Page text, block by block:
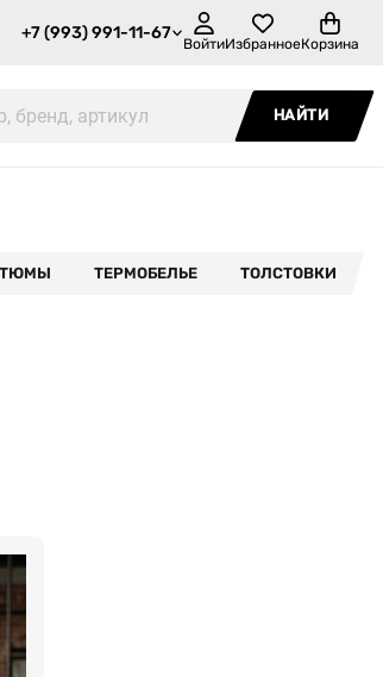
+7 (993) 991-11-67
ВойтиИзбранноеКорзина
НАЙТИ
ТЕРМОБЕЛЬЕ ТОЛСТОВКИ